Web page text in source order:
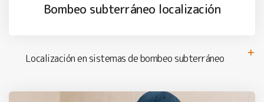
Bombeo subterráneo localización
Localización en sistemas de bombeo subterráneo